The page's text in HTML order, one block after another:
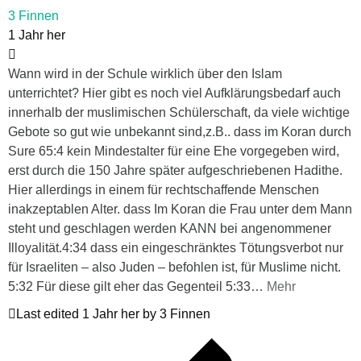
3 Finnen
1 Jahr her
Wann wird in der Schule wirklich über den Islam
unterrichtet? Hier gibt es noch viel Aufklärungsbedarf auch
innerhalb der muslimischen Schülerschaft, da viele wichtige
Gebote so gut wie unbekannt sind,z.B.. dass im Koran durch
Sure 65:4 kein Mindestalter für eine Ehe vorgegeben wird,
erst durch die 150 Jahre später aufgeschriebenen Hadithe.
Hier allerdings in einem für rechtschaffende Menschen
inakzeptablen Alter. dass Im Koran die Frau unter dem Mann
steht und geschlagen werden KANN bei angenommener
Illoyalität.4:34 dass ein eingeschränktes Tötungsverbot nur
für Israeliten – also Juden – befohlen ist, für Muslime nicht.
5:32 Für diese gilt eher das Gegenteil 5:33… Mehr
Last edited 1 Jahr her by 3 Finnen